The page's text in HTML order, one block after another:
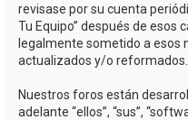
revisase por su cuenta
Tu Equipo” después de esos
legalmente sometido a
actualizados y/o reformados.
Nuestros foros están
adelante “ellos”, “sus”,